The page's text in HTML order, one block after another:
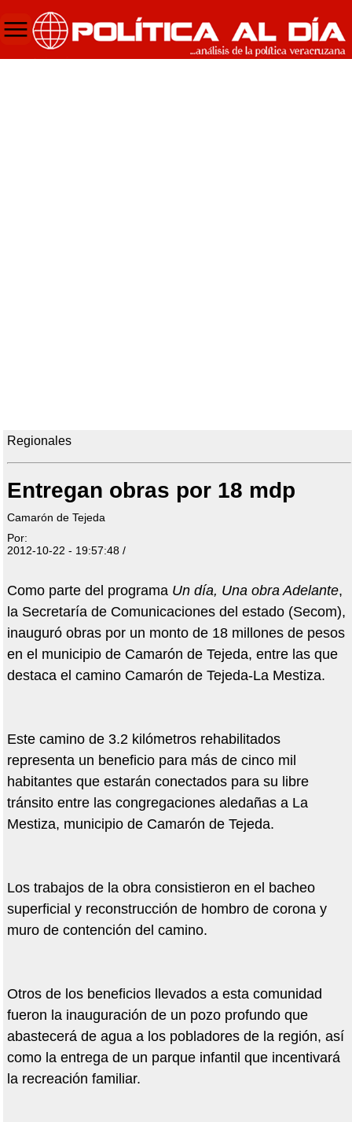
Regionales
Entregan obras por 18 mdp
Camarón de Tejeda
Por:
2012-10-22 - 19:57:48 /
Como parte del programa Un día, Una obra Adelante,
la Secretaría de Comunicaciones del estado (Secom),
inauguró obras por un monto de 18 millones de pesos
en el municipio de Camarón de Tejeda, entre las que
destaca el camino Camarón de Tejeda-La Mestiza.
Este camino de 3.2 kilómetros rehabilitados
representa un beneficio para más de cinco mil
habitantes que estarán conectados para su libre
tránsito entre las congregaciones aledañas a La
Mestiza, municipio de Camarón de Tejeda.
Los trabajos de la obra consistieron en el bacheo
superficial y reconstrucción de hombro de corona y
muro de contención del camino.
Otros de los beneficios llevados a esta comunidad
fueron la inauguración de un pozo profundo que
abastecerá de agua a los pobladores de la región, así
como la entrega de un parque infantil que incentivará
la recreación familiar.